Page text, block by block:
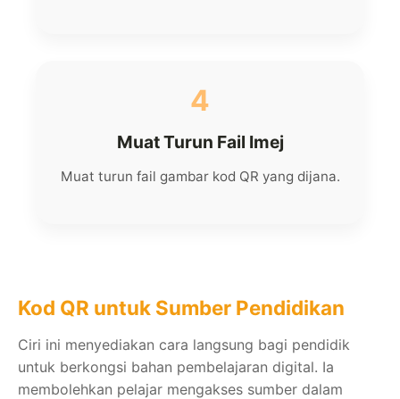
4
Muat Turun Fail Imej
Muat turun fail gambar kod QR yang dijana.
Kod QR untuk Sumber Pendidikan
Ciri ini menyediakan cara langsung bagi pendidik
untuk berkongsi bahan pembelajaran digital. Ia
membolehkan pelajar mengakses sumber dalam